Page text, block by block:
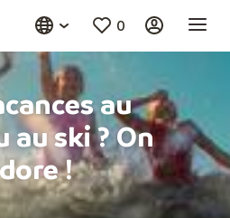
0
au
au ski ? On
!